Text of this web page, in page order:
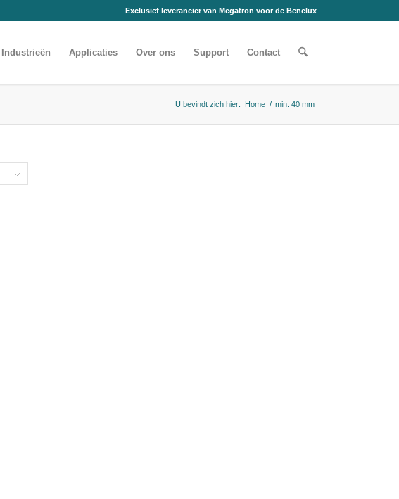
Exclusief leverancier van Megatron voor de Benelux
Industrieën Applicaties Over ons Support Contact
U bevindt zich hier: Home / min. 40 mm